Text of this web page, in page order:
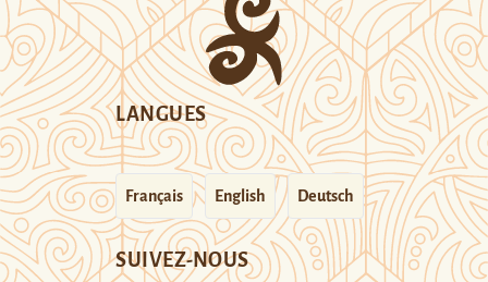
LANGUES
Français English Deutsch
SUIVEZ-NOUS